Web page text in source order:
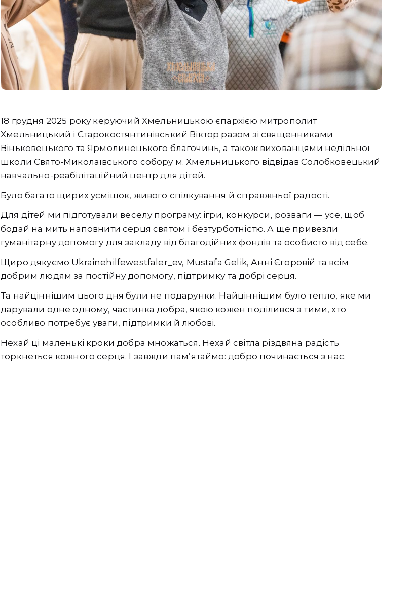
18 грудня 2025 року керуючий Хмельницькою єпархією митрополит
Хмельницький і Старокостянтинівський Віктор разом зі священниками
Віньковецького та Ярмолинецького благочинь, а також вихованцями недільної
школи Свято-Миколаївського собору м. Хмельницького відвідав Солобковецький
навчально-реабілітаційний центр для дітей.
Було багато щирих усмішок, живого спілкування й справжньої радості.
Для дітей ми підготували веселу програму: ігри, конкурси, розваги — усе, щоб
бодай на мить наповнити серця святом і безтурботністю. А ще привезли
гуманітарну допомогу для закладу від благодійних фондів та особисто від себе.
Щиро дякуємо Ukrainehilfewestfaler_ev, Mustafa Gelik, Анні Єгоровій та всім
добрим людям за постійну допомогу, підтримку та добрі серця.
Та найціннішим цього дня були не подарунки. Найціннішим було тепло, яке ми
дарували одне одному, частинка добра, якою кожен поділився з тими, хто
особливо потребує уваги, підтримки й любові.
Нехай ці маленькі кроки добра множаться. Нехай світла різдвяна радість
торкнеться кожного серця. І завжди пам’ятаймо: добро починається з нас.